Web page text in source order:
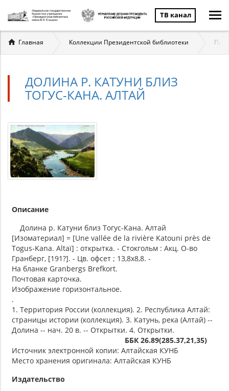
ТВ канал
Вы
здесь
Главная Коллекции Президентской библиотеки
ДОЛИНА Р. КАТУНИ БЛИЗ
ТОГУС-КАНА. АЛТАЙ
Описание
Долина р. Катуни близ Тогус-Кана. Алтай
[Изоматериал] = [Une vallée de la rivière Katouni près de
Togus-Kana. Altaї] : открытка. - Стокгольм : Акц. О-во
Гранберг, [191?]. - Цв. офсет ; 13,8х8,8. -
На бланке Granbergs Brefkort.
Почтовая карточка.
Изображение горизонтальное.
.
1. Территория России (коллекция). 2. Республика Алтай:
страницы истории (коллекция). 3. Катунь, река (Алтай) --
Долина -- нач. 20 в. -- Открытки. 4. Открытки.
ББК 26.89(285.37,21,35)
Источник электронной копии: Алтайская КУНБ
Место хранения оригинала: Алтайская КУНБ
Издательство